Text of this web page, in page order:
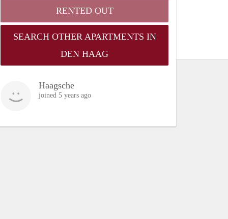
RENTED OUT
SEARCH OTHER APARTMENTS IN
DEN HAAG
Haagsche
joined 5 years ago